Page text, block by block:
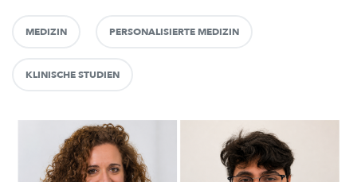
MEDIZIN PERSONALISIERTE MEDIZIN
KLINISCHE STUDIEN